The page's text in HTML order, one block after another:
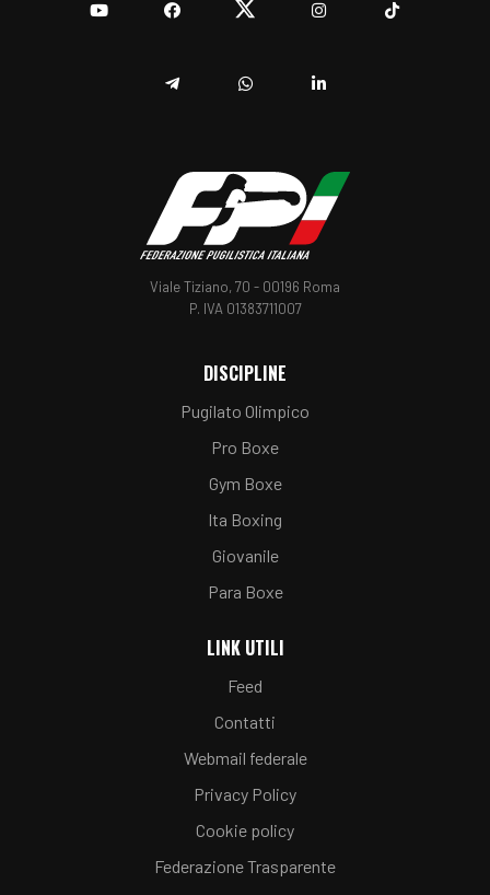
Viale Tiziano, 70 - 00196 Roma
P. IVA 01383711007
DISCIPLINE
Pugilato Olimpico
Pro Boxe
Gym Boxe
Ita Boxing
Giovanile
Para Boxe
LINK UTILI
Feed
Contatti
Webmail federale
Privacy Policy
Cookie policy
Federazione Trasparente